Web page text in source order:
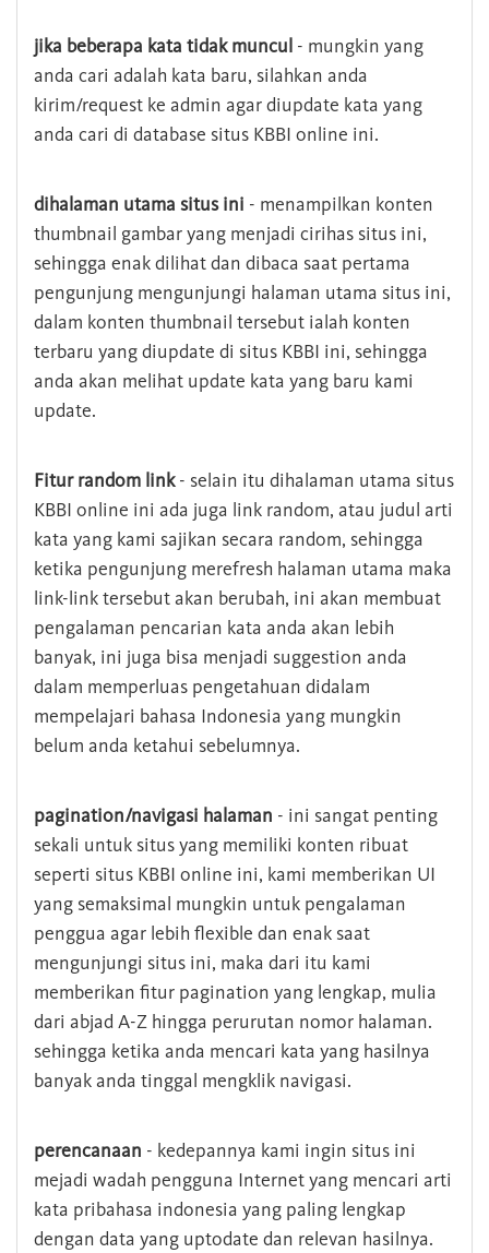
jika beberapa kata tidak muncul - mungkin yang
anda cari adalah kata baru, silahkan anda
kirim/request ke admin agar diupdate kata yang
anda cari di database situs KBBI online ini.
dihalaman utama situs ini - menampilkan konten
thumbnail gambar yang menjadi cirihas situs ini,
sehingga enak dilihat dan dibaca saat pertama
pengunjung mengunjungi halaman utama situs ini,
dalam konten thumbnail tersebut ialah konten
terbaru yang diupdate di situs KBBI ini, sehingga
anda akan melihat update kata yang baru kami
update.
Fitur random link- selain itu dihalaman utama situs
KBBI online ini ada juga link random, atau judul arti
kata yang kami sajikan secara random, sehingga
ketika pengunjung merefresh halaman utama maka
link-link tersebut akan berubah, ini akan membuat
pengalaman pencarian kata anda akan lebih
banyak, ini juga bisa menjadi suggestion anda
dalam memperluas pengetahuan didalam
mempelajari bahasa Indonesia yang mungkin
belum anda ketahui sebelumnya.
pagination/navigasi halaman - ini sangat penting
sekali untuk situs yang memiliki konten ribuat
seperti situs KBBI online ini, kami memberikan UI
yang semaksimal mungkin untuk pengalaman
penggua agar lebih flexible dan enak saat
mengunjungi situs ini, maka dari itu kami
memberikan fitur pagination yang lengkap, mulia
dari abjad A-Z hingga perurutan nomor halaman.
sehingga ketika anda mencari kata yang hasilnya
banyak anda tinggal mengklik navigasi.
perencanaan - kedepannya kami ingin situs ini
mejadi wadah pengguna Internet yang mencari arti
kata pribahasa indonesia yang paling lengkap
dengan data yang uptodate dan relevan hasilnya.